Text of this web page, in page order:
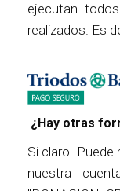
ejecutan
realizados. Es
¿Hay otras
Si claro. Puede
nuestra